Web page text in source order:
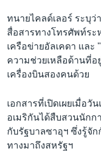
ทนายไคลด์เลอร์ ระบุ
สื่อสารทางโทรศัพท์ระ
เครือข่ายอัลเคดา แล
ความช่วยเหลือด้านที่อ
เครื่องบินสองคนด้วย
เอกสารที่เปิดเผยเมื่อวั
อเมริกันได้สืบสวนนัก
กับรัฐบาลซาอุฯ ซึ่งรู้จัก
ทางมาถึงสหรัฐฯ